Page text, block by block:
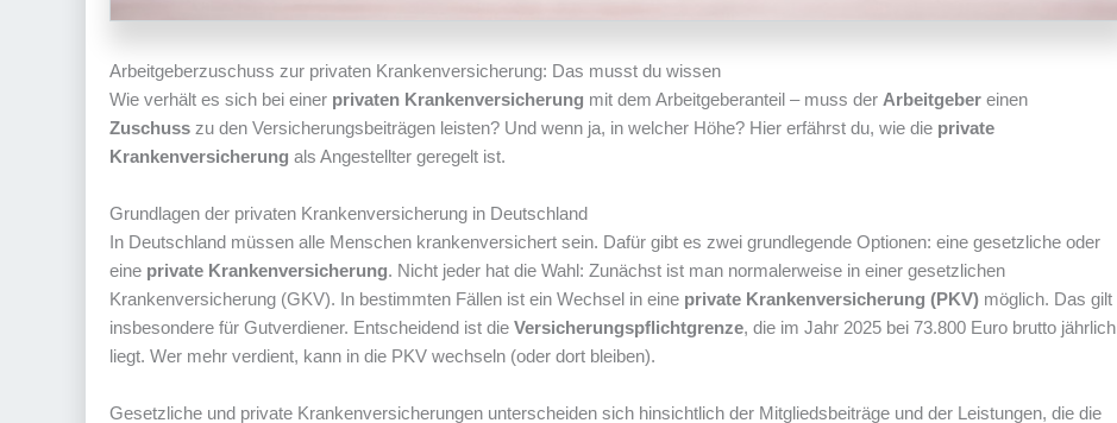
Arbeitgeberzuschuss zur privaten Krankenversicherung: Das musst du wissen
Wie verhält es sich bei einer privaten Krankenversicherung mit dem Arbeitgeberanteil – muss der Arbeitgeber einen
Zuschuss zu den Versicherungsbeiträgen leisten? Und wenn ja, in welcher Höhe? Hier erfährst du, wie die private
Krankenversicherung als Angestellter geregelt ist.
Grundlagen der privaten Krankenversicherung in Deutschland
In Deutschland müssen alle Menschen krankenversichert sein. Dafür gibt es zwei grundlegende Optionen: eine gesetzliche oder
eine private Krankenversicherung. Nicht jeder hat die Wahl: Zunächst ist man normalerweise in einer gesetzlichen
Krankenversicherung (GKV). In bestimmten Fällen ist ein Wechsel in eine private Krankenversicherung (PKV) möglich. Das gilt
insbesondere für Gutverdiener. Entscheidend ist die Versicherungspflichtgrenze, die im Jahr 2025 bei 73.800 Euro brutto jährlich
liegt. Wer mehr verdient, kann in die PKV wechseln (oder dort bleiben).
Gesetzliche und private Krankenversicherungen unterscheiden sich hinsichtlich der Mitgliedsbeiträge und der Leistungen, die die